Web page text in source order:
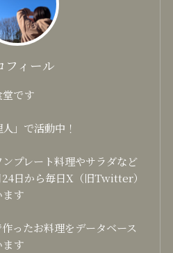
フィール
です
」で活動中！
プレート料理やサラダなど
日から毎日X（旧Twitter）
ます
ったお料理をデータベース
ます